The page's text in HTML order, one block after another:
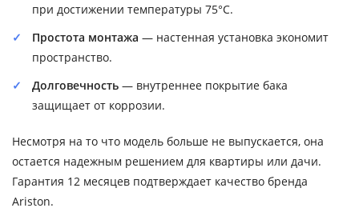
при достижении температуры 75°C.
Простота монтажа — настенная установка экономит
пространство.
Долговечность — внутреннее покрытие бака
защищает от коррозии.
Несмотря на то что модель больше не выпускается, она
остается надежным решением для квартиры или дачи.
Гарантия 12 месяцев подтверждает качество бренда
Ariston.